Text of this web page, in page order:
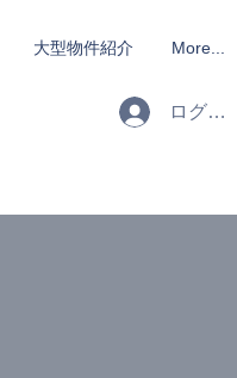
大型物件紹介 More...
ログイン